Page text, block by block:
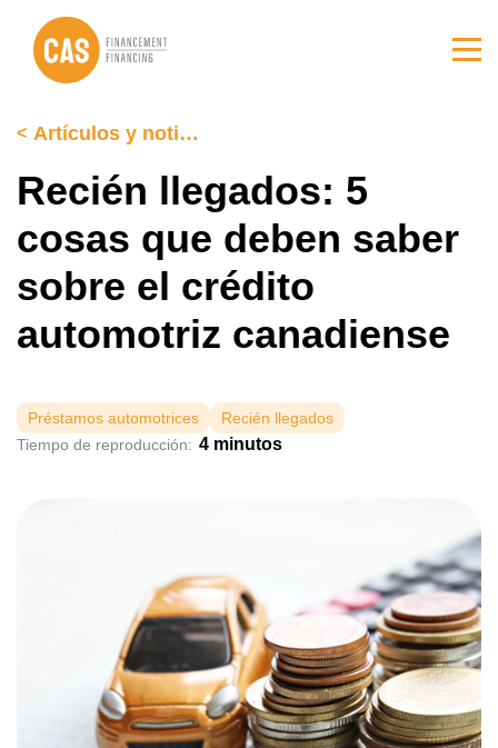
al
contenido
principal
al
pie
Artículos y noticias
Recién llegados: 5
cosas que deben saber
sobre el crédito
automotriz canadiense
Préstamos automotrices
Recién llegados
Tiempo de reproducción: 4 minutos